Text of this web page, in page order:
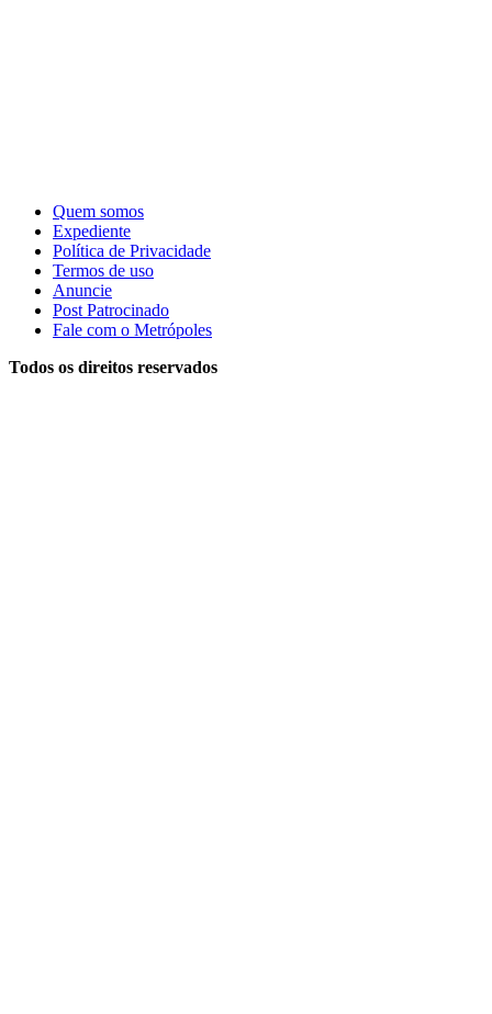
Quem somos
Expediente
Política de Privacidade
Termos de uso
Anuncie
Post Patrocinado
Fale com o Metrópoles
Todos os direitos reservados